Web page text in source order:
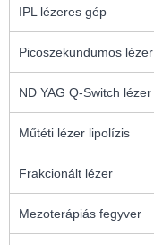
IPL lézeres gép
Picoszekundumos lézer
ND YAG Q-Switch lézer
Műtéti lézer lipolízis
Frakcionált lézer
Mezoterápiás fegyver